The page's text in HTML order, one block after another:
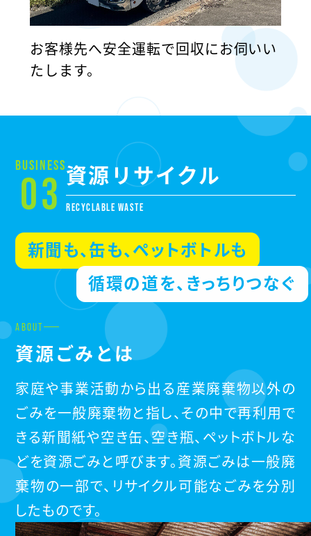
お客様先へ安全運転で回収にお伺いい
たします。
BUSINESS
03 資源リサイクル
RECYCLABLE WASTE
新聞も、缶も、ペットボトルも
循環の道を、きっちりつなぐ
ABOUT
資源ごみとは
家庭や事業活動から出る産業廃棄物以外の
ごみを一般廃棄物と指し、その中で再利用で
きる新聞紙や空き缶、空き瓶、ペットボトルな
どを資源ごみと呼びます。資源ごみは一般廃
棄物の一部で、リサイクル可能なごみを分別
したものです。